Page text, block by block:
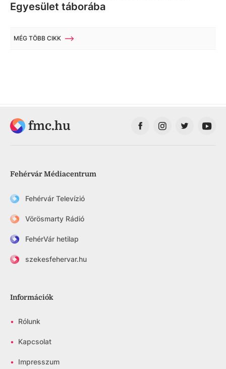
Egyesület táborába
MÉG TÖBB CIKK
fmc.hu
Fehérvár Médiacentrum
Fehérvár Televízió
Vörösmarty Rádió
FehérVár hetilap
szekesfehervar.hu
Információk
• Rólunk
• Kapcsolat
• Impresszum